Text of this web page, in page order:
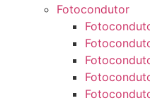
Fotocondutor